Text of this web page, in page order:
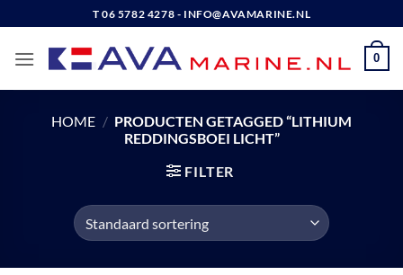
naar
inhoud
T 06 5782 4278 - INFO@AVAMARINE.NL
0
HOME / PRODUCTEN GETAGGED “LITHIUM
REDDINGSBOEI LICHT”
FILTER